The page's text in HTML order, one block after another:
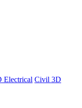
Electrical Civil 3D